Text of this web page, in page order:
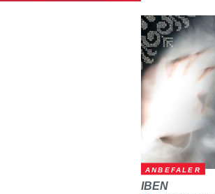
ANBEFALER
IBEN